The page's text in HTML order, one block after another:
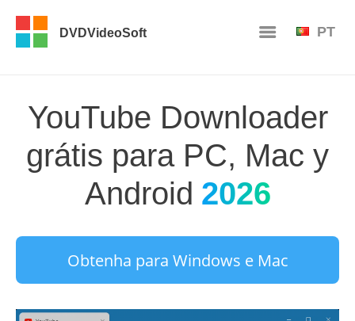
DVDVideoSoft PT
YouTube Downloader
grátis para PC, Mac y
Android 2026
Obtenha para Windows e Mac